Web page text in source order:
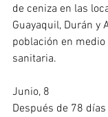
de ceniza en las
Guayaquil, Durán y
población en
sanitaria.
Junio, 8
Después de 78